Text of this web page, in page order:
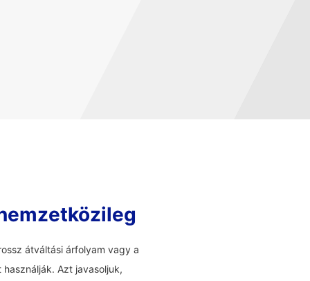
átváltási árfolyam vagy a
Azt javasoljuk,